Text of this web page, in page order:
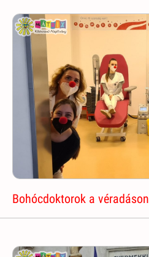
Bohócdoktorok a véradáson